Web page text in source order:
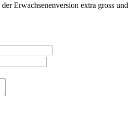
Erwachsenenversion extra gross und